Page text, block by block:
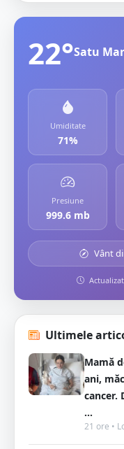
22°Satu
Umiditate
71%
Presiune
999.6 mb
Vânt
Ultimele
Mamă
ani,
cancer.
...
21 ore •